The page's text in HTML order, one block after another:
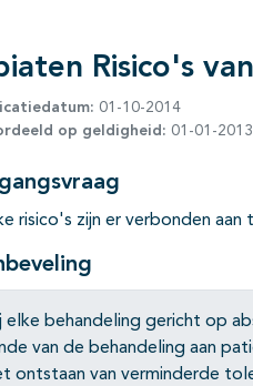
deze richtlijn
Risico's
01-10-2014
op geldigheid: 01-01-2013
risico's zijn er verbonden
elke behandeling gericht op
van de behandeling aan
ontstaan van verminderde